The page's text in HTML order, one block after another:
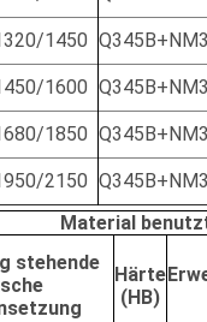
1450
1600
1850
2150
Material
stehende
Härte
(HB)